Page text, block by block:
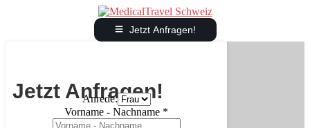
Jetzt Anfragen!
Jetzt Anfragen!
Anrede:
Vorname - Nachname *